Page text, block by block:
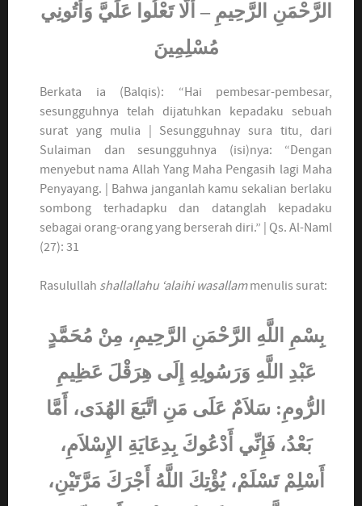
الرَّحْمَنِ الرَّحِيمِ – أَلَّا تَعْلُوا عَلَيَّ وَأْتُونِي
مُسْلِمِينَ
Berkata ia (Balqis): “Hai pembesar-pembesar,
sesungguhnya telah dijatuhkan kepadaku sebuah
surat yang mulia | Sesungguhnay sura titu, dari
Sulaiman dan sesungguhnya (isi)nya: “Dengan
menyebut nama Allah Yang Maha Pengasih lagi Maha
Penyayang. | Bahwa janganlah kamu sekalian berlaku
sombong terhadapku dan datanglah kepadaku
sebagai orang-orang yang berserah diri.” | Qs. Al-Naml
(27): 31
Rasulullah shallallahu ‘alaihi wasallammenulis surat:
بِسْمِ اللَّهِ الرَّحْمَنِ الرَّحِيمِ، مِنْ مُحَمَّدٍ
عَبْدِ اللَّهِ وَرَسُولِهِ إِلَى هِرَقْلَ عَظِيمِ
الرُّومِ: سَلاَمٌ عَلَى مَنِ اتَّبَعَ الهُدَى، أَمَّا
بَعْدُ، فَإِنِّي أَدْعُوكَ بِدِعَايَةِ الإِسْلاَمِ،
أَسْلِمْ تَسْلَمْ، يُؤْتِكَ اللَّهُ أَجْرَكَ مَرَّتَيْنِ،